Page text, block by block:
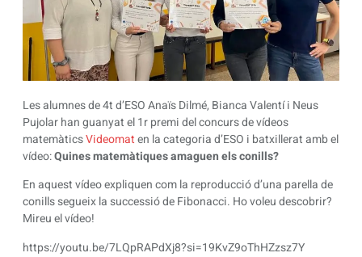
Les alumnes de 4t d’ESO Anaïs Dilmé, Bianca Valentí i Neus
Pujolar han guanyat el 1r premi del concurs de vídeos
matemàticsVideomaten la categoria d’ESO i batxillerat amb el
vídeo:Quines matemàtiques amaguen els conills?
En aquest vídeo expliquen com la reproducció d’una parella de
conills segueix la successió de Fibonacci. Ho voleu descobrir?
Mireu el vídeo!
https://youtu.be/7LQpRAPdXj8?si=19KvZ9oThHZzsz7Y